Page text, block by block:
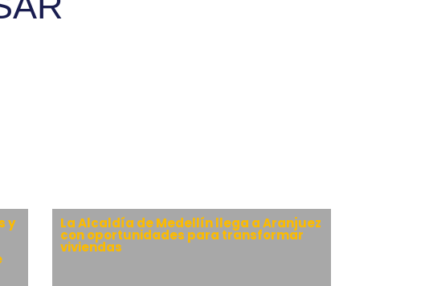
y La Alcaldía de Medellín llega a Aranjuez
con oportunidades para transformar
viviendas